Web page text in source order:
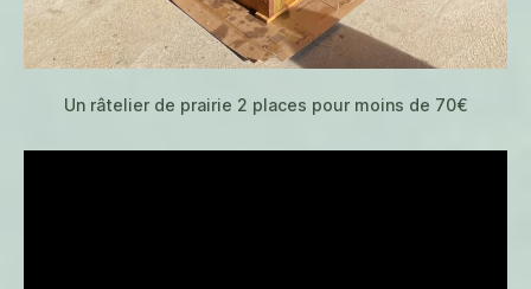
Un râtelier de prairie 2 places pour moins de 70€